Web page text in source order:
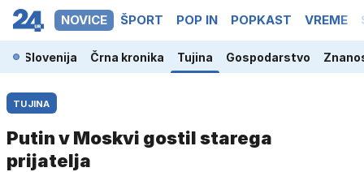
NOVICE ŠPORT POP IN POPKAST VREME
Slovenija Črna kronika Tujina Gospodarstvo
TUJINA
Putin v Moskvi gostil starega
prijatelja